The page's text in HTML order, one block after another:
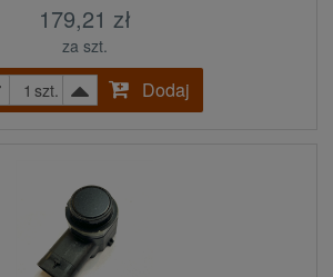
179,21 zł
za szt.
szt.
Dodaj